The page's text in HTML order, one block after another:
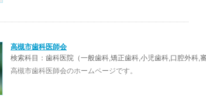
高槻市歯科医師会
検索科目：歯科医院（一般歯科,矯正歯科,小児歯科,口腔外科,審
高槻市歯科医師会のホームページです。